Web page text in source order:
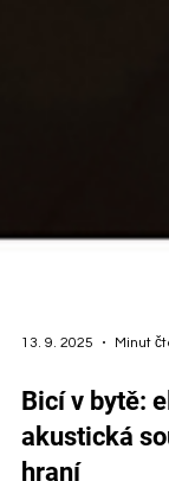
Bicí v bytě:
akustická